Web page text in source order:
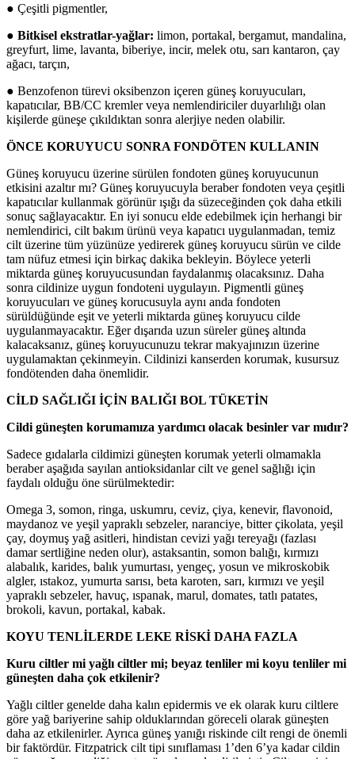
● Çeşitli pigmentler,
● Bitkisel ekstratlar-yağlar: limon, portakal, bergamut, mandalina,
greyfurt, lime, lavanta, biberiye, incir, melek otu, sarı kantaron, çay
ağacı, tarçın,
● Benzofenon türevi oksibenzon içeren güneş koruyucuları,
kapatıcılar, BB/CC kremler veya nemlendiriciler duyarlılığı olan
kişilerde güneşe çıkıldıktan sonra alerjiye neden olabilir.
ÖNCE KORUYUCU SONRA FONDÖTEN KULLANIN
Güneş koruyucu üzerine sürülen fondoten güneş koruyucunun
etkisini azaltır mı? Güneş koruyucuyla beraber fondoten veya çeşitli
kapatıcılar kullanmak görünür ışığı da süzeceğinden çok daha etkili
sonuç sağlayacaktır. En iyi sonucu elde edebilmek için herhangi bir
nemlendirici, cilt bakım ürünü veya kapatıcı uygulanmadan, temiz
cilt üzerine tüm yüzünüze yedirerek güneş koruyucu sürün ve cilde
tam nüfuz etmesi için birkaç dakika bekleyin. Böylece yeterli
miktarda güneş koruyucusundan faydalanmış olacaksınız. Daha
sonra cildinize uygun fondoteni uygulayın. Pigmentli güneş
koruyucuları ve güneş korucusuyla aynı anda fondoten
sürüldüğünde eşit ve yeterli miktarda güneş koruyucu cilde
uygulanmayacaktır. Eğer dışarıda uzun süreler güneş altında
kalacaksanız, güneş koruyucunuzu tekrar makyajınızın üzerine
uygulamaktan çekinmeyin. Cildinizi kanserden korumak, kusursuz
fondötenden daha önemlidir.
CİLD SAĞLIĞI İÇİN BALIĞI BOL TÜKETİN
Cildi güneşten korumamıza yardımcı olacak besinler var mıdır?
Sadece gıdalarla cildimizi güneşten korumak yeterli olmamakla
beraber aşağıda sayılan antioksidanlar cilt ve genel sağlığı için
faydalı olduğu öne sürülmektedir:
Omega 3, somon, ringa, uskumru, ceviz, çiya, kenevir, flavonoid,
maydanoz ve yeşil yapraklı sebzeler, naranciye, bitter çikolata, yeşil
çay, doymuş yağ asitleri, hindistan cevizi yağı tereyağı (fazlası
damar sertliğine neden olur), astaksantin, somon balığı, kırmızı
alabalık, karides, balık yumurtası, yengeç, yosun ve mikroskobik
algler, ıstakoz, yumurta sarısı, beta karoten, sarı, kırmızı ve yeşil
yapraklı sebzeler, havuç, ıspanak, marul, domates, tatlı patates,
brokoli, kavun, portakal, kabak.
KOYU TENLİLERDE LEKE RİSKİ DAHA FAZLA
Kuru ciltler mi yağlı ciltler mi; beyaz tenliler mi koyu tenliler mi
güneşten daha çok etkilenir?
Yağlı ciltler genelde daha kalın epidermis ve ek olarak kuru ciltlere
göre yağ bariyerine sahip olduklarından göreceli olarak güneşten
daha az etkilenirler. Ayrıca güneş yanığı riskinde cilt rengi de önemli
bir faktördür. Fitzpatrick cilt tipi sınıflaması 1’den 6’ya kadar cildin